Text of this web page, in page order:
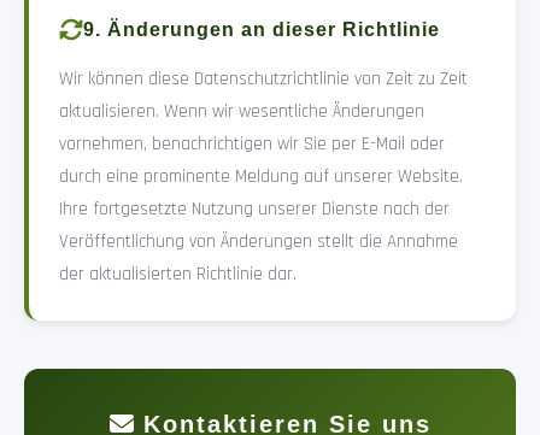
9. Änderungen an dieser Richtlinie
Wir können diese Datenschutzrichtlinie von Zeit zu Zeit
aktualisieren. Wenn wir wesentliche Änderungen
vornehmen, benachrichtigen wir Sie per E-Mail oder
durch eine prominente Meldung auf unserer Website.
Ihre fortgesetzte Nutzung unserer Dienste nach der
Veröffentlichung von Änderungen stellt die Annahme
der aktualisierten Richtlinie dar.
Kontaktieren Sie uns